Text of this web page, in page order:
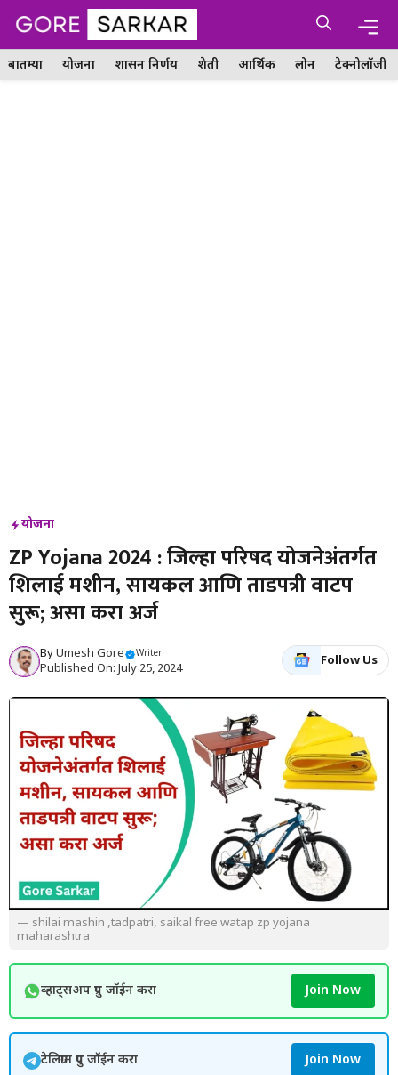
Skip
content
बातम्या योजना शासन निर्णय शेती आर्थिक लोन टेक्नोलॉजी
योजना
ZP Yojana 2024 : जिल्हा परिषद योजनेअंतर्गत
शिलाई मशीन, सायकल आणि ताडपत्री वाटप
सुरू; असा करा अर्ज
ByUmesh Gore Writer
Published On: July 25, 2024
Follow Us
— shilai mashin ,tadpatri, saikal free watap zp yojana
maharashtra
व्हाट्सअप ग्रुप जॉईन करा Join Now
टेलिग्राम ग्रुप जॉईन करा Join Now